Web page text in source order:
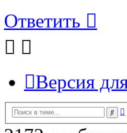
Ответить
Версия